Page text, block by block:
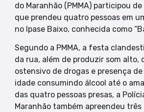
do Maranhão (PMMA) participou
que prendeu quatro pessoas em
no Ipase Baixo, conhecida como
Segundo a PMMA, a festa
da rua, além de produzir som alto,
ostensivo de drogas e presença
idade consumindo álcool até o
das quatro pessoas presas, a
Maranhão também apreendeu